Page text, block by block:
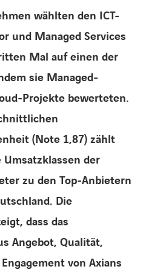
wählten den ICT-
und Managed Services
Mal auf einen der
sie Managed-
Projekte bewerteten.
(Note 1,87) zählt
Umsatzklassen der
zu den Top-Anbietern
Die
dass das
Angebot, Qualität,
von Axians